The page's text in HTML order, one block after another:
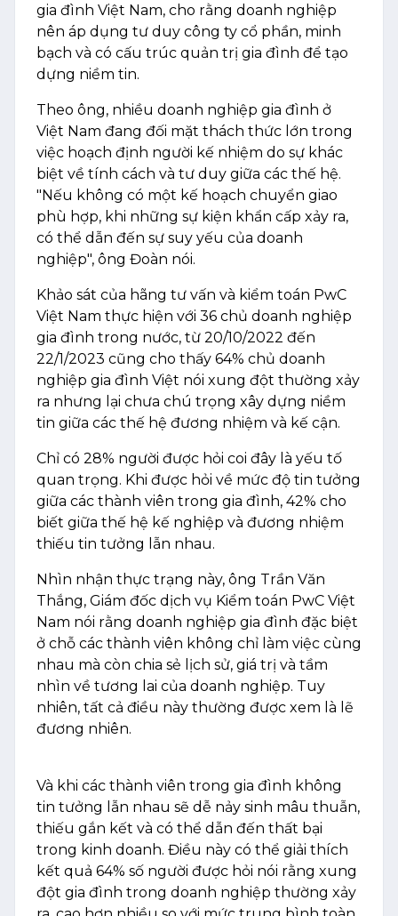
gia đình Việt Nam, cho rằng doanh nghiệp
nên áp dụng tư duy công ty cổ phần, minh
bạch và có cấu trúc quản trị gia đình để tạo
dựng niềm tin.
Theo ông, nhiều doanh nghiệp gia đình ở
Việt Nam đang đối mặt thách thức lớn trong
việc hoạch định người kế nhiệm do sự khác
biệt về tính cách và tư duy giữa các thế hệ.
"Nếu không có một kế hoạch chuyển giao
phù hợp, khi những sự kiện khẩn cấp xảy ra,
có thể dẫn đến sự suy yếu của doanh
nghiệp", ông Đoàn nói.
Khảo sát của hãng tư vấn và kiểm toán PwC
Việt Nam thực hiện với 36 chủ doanh nghiệp
gia đình trong nước, từ 20/10/2022 đến
22/1/2023 cũng cho thấy 64% chủ doanh
nghiệp gia đình Việt nói xung đột thường xảy
ra nhưng lại chưa chú trọng xây dựng niềm
tin giữa các thế hệ đương nhiệm và kế cận.
Chỉ có 28% người được hỏi coi đây là yếu tố
quan trọng. Khi được hỏi về mức độ tin tưởng
giữa các thành viên trong gia đình, 42% cho
biết giữa thế hệ kế nghiệp và đương nhiệm
thiếu tin tưởng lẫn nhau.
Nhìn nhận thực trạng này, ông Trần Văn
Thắng, Giám đốc dịch vụ Kiểm toán PwC Việt
Nam nói rằng doanh nghiệp gia đình đặc biệt
ở chỗ các thành viên không chỉ làm việc cùng
nhau mà còn chia sẻ lịch sử, giá trị và tầm
nhìn về tương lai của doanh nghiệp. Tuy
nhiên, tất cả điều này thường được xem là lẽ
đương nhiên.
Và khi các thành viên trong gia đình không
tin tưởng lẫn nhau sẽ dễ nảy sinh mâu thuẫn,
thiếu gắn kết và có thể dẫn đến thất bại
trong kinh doanh. Điều này có thể giải thích
kết quả 64% số người được hỏi nói rằng xung
đột gia đình trong doanh nghiệp thường xảy